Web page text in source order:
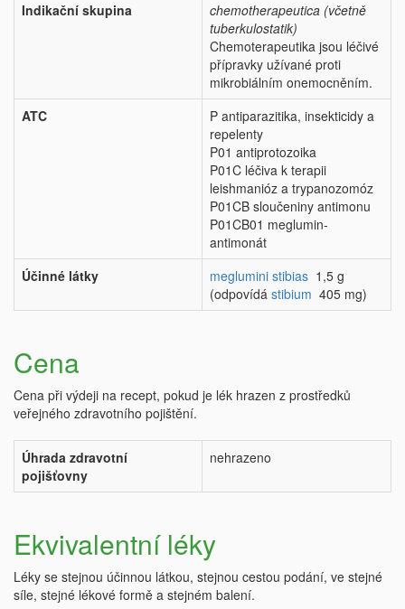
Indikační skupina
chemotherapeutica (včetně
tuberkulostatik)
Chemoterapeutika jsou léčivé
přípravky užívané proti
mikrobiálním onemocněním.
ATC
P antiparazitika, insekticidy a
repelenty
P01 antiprotozoika
P01C léčiva k terapii
leishmanióz a trypanozomóz
P01CB sloučeniny antimonu
P01CB01 meglumin-
antimonát
Účinné látky
meglumini stibias 1,5 g
(odpovídá stibium 405 mg)
Cena
Cena při výdeji na recept, pokud je lék hrazen z prostředků
veřejného zdravotního pojištění.
Úhrada zdravotní
pojišťovny
nehrazeno
Ekvivalentní léky
Léky se stejnou účinnou látkou, stejnou cestou podání, ve stejné
síle, stejné lékové formě a stejném balení.